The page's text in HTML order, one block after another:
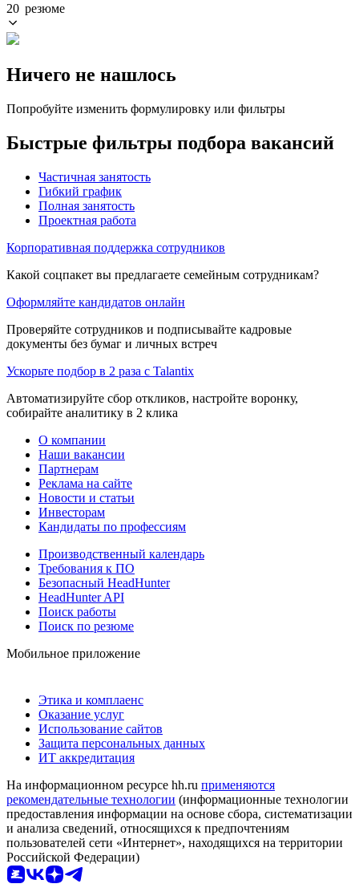
20 резюме
Ничего не нашлось
Попробуйте изменить формулировку или фильтры
Быстрые фильтры подбора вакансий
Частичная занятость
Гибкий график
Полная занятость
Проектная работа
Корпоративная поддержка сотрудников
Какой соцпакет вы предлагаете семейным сотрудникам?
Оформляйте кандидатов онлайн
Проверяйте сотрудников и подписывайте кадровые
документы без бумаг и личных встреч
Ускорьте подбор в 2 раза с Talantix
Автоматизируйте сбор откликов, настройте воронку,
собирайте аналитику в 2 клика
О компании
Наши вакансии
Партнерам
Реклама на сайте
Новости и статьи
Инвесторам
Кандидаты по профессиям
Производственный календарь
Требования к ПО
Безопасный HeadHunter
HeadHunter API
Поиск работы
Поиск по резюме
Мобильное приложение
Этика и комплаенс
Оказание услуг
Использование сайтов
Защита персональных данных
ИТ аккредитация
На информационном ресурсе hh.ru применяются
рекомендательные технологии (информационные технологии
предоставления информации на основе сбора, систематизации
и анализа сведений, относящихся к предпочтениям
пользователей сети «Интернет», находящихся на территории
Российской Федерации)